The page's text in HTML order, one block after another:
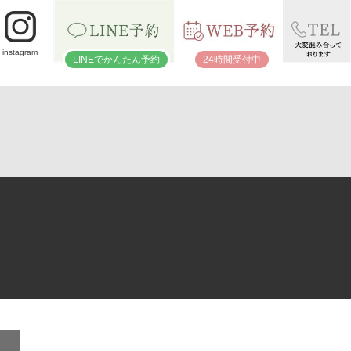
instagram
LINEでかんたん予約 24時間受付中